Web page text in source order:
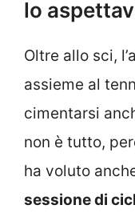
lo
Oltre allo sci,
assieme al
cimentarsi
non è tutto,
ha voluto
sessione di